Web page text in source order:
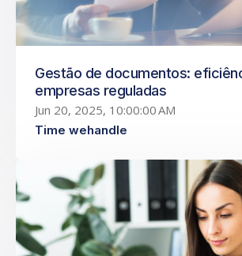
Gestão de documentos:
empresas reguladas
Jun 20, 2025, 10:00:00 AM
Time wehandle